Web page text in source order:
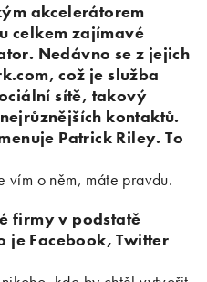
akcelerátorem
celkem zajímavé
Nedávno se z jejich
což je služba
sítě, takový
kontaktů.
Patrick Riley. To
vím o něm, máte pravdu.
firmy v podstatě
je Facebook, Twitter